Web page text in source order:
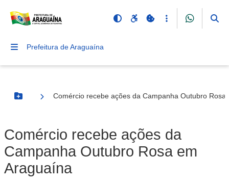
Prefeitura de Araguaína
Botão Menu
Comércio recebe ações da Campanha Outubro Rosa
Comércio recebe ações da
Campanha Outubro Rosa em
Araguaína